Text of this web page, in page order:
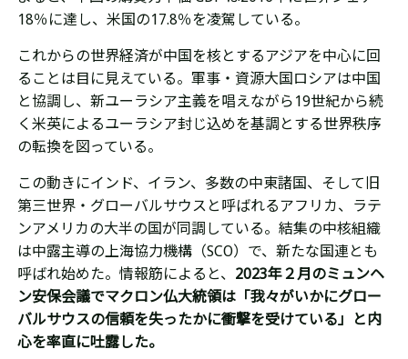
18％に達し、 米国の17.8％を凌駕している。
これからの世界経済が中国を核とするアジアを中心に回
ることは目に見えている。軍事・資源大国ロシアは中国
と協調し、新ユーラシア主義を唱えながら19世紀から続
く米英によるユーラシア封じ込めを基調とする世界秩序
の転換を図っている。
この動きにインド、イラン、多数の中東諸国、そして旧
第三世界・グローバルサウスと呼ばれるアフリカ、ラテ
ンアメリカの大半の国が同調している。結集の中核組織
は中露主導の上海協力機構（SCO）で、 新たな国連とも
呼ばれ始めた。情報筋によると、 2023年２月のミュンヘ
ン安保会議でマクロン仏大統領は「我々がいかにグロー
バルサウスの信頼を失ったかに衝撃を受けている」と内
心を率直に吐露した。